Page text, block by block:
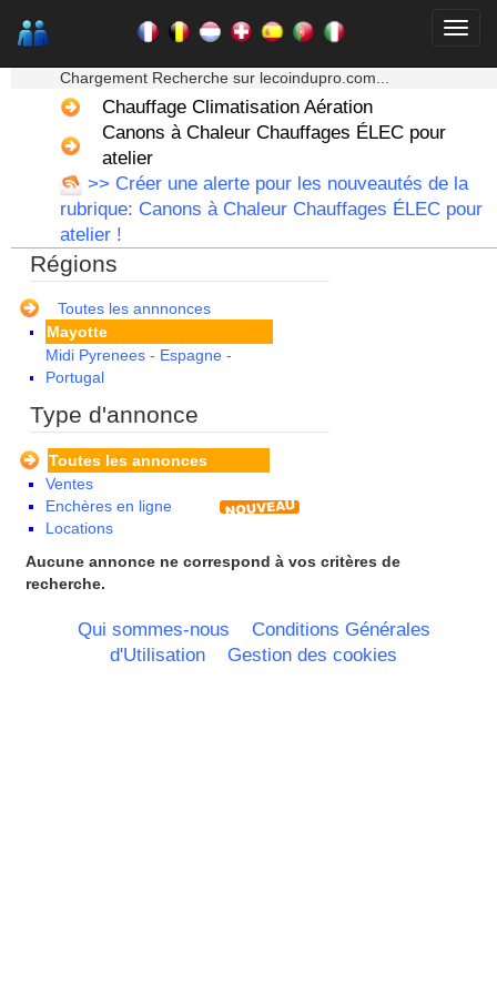
Chargement Recherche sur lecoindupro.com...
Chauffage Climatisation Aération
Canons à Chaleur Chauffages ÉLEC pour
atelier
>> Créer une alerte pour les nouveautés de la
rubrique: Canons à Chaleur Chauffages ÉLEC pour
atelier !
Régions
Toutes les annnonces
Centre
Champagne Ardenne
Corse
Franche Comte - Suisse
Guadeloupe
Guyane
Haute Normandie
Ile de France
La Réunion
Languedoc Roussillon
Limousin
Lorraine
Martinique
Mayotte
Midi Pyrenees - Espagne -
Portugal
Pays Bas
Pays de la Loire
Picardie
Poitou Charentes
Principauté de Monaco
Provence Alpes Cote d'Azur -
Italie
Rhone Alpes
Type d'annonce
Toutes les annonces
Ventes
Enchères en ligne
Locations
Aucune annonce ne correspond à vos critères de
recherche.
Qui sommes-nous
Conditions Générales
d'Utilisation
Gestion des cookies